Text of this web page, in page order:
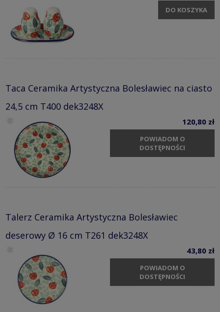
DO KOSZYKA
Taca Ceramika Artystyczna Bolesławiec na ciasto
24,5 cm T400 dek3248X
120,80 zł
POWIADOM O
DOSTĘPNOŚCI
Talerz Ceramika Artystyczna Bolesławiec
deserowy Ø 16 cm T261 dek3248X
43,80 zł
POWIADOM O
DOSTĘPNOŚCI